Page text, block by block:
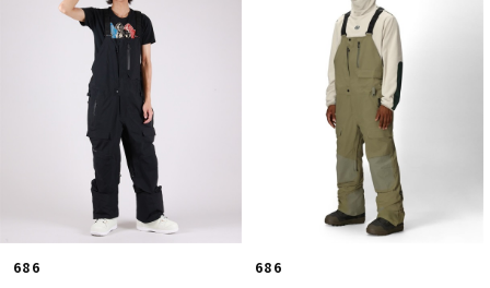
686 686